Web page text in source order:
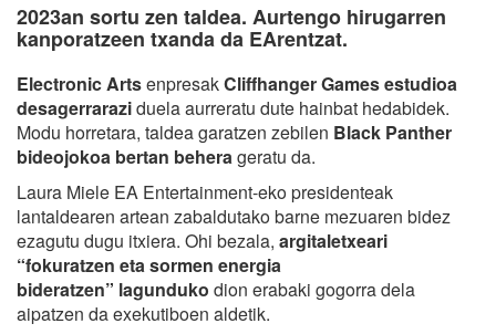
2023an sortu zen taldea. Aurtengo hirugarren
kanporatzeen txanda da EArentzat.
Electronic ArtsenpresakCliffhanger Games estudioa
desagerraraziduela aurreratu dute hainbat hedabidek.
Modu horretara, taldea garatzen zebilen Black Panther
bideojokoa bertan beherageratu da.
Laura Miele EA Entertainment-eko presidenteak
lantaldearen artean zabaldutako barne mezuaren bidez
ezagutu dugu itxiera. Ohi bezala, argitaletxeari
“fokuratzen eta sormen energia
bideratzen” lagunduko dion erabaki gogorra dela
aipatzen da exekutiboen aldetik.